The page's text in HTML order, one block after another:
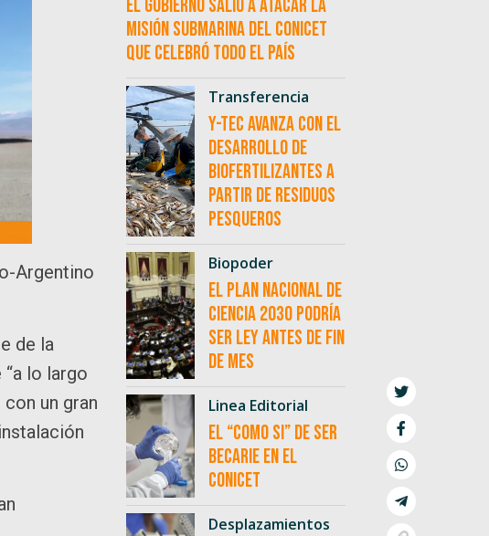
Argentino
de la
lo largo
un gran
El Gobierno salió a atacar la
misión submarina del CONICET
que celebró todo el país
Transferencia
Y-TEC avanza con el
desarrollo de
biofertilizantes a
partir de residuos
pesqueros
Biopoder
El Plan Nacional de
Ciencia 2030 podría
ser ley antes de fin
de mes
Linea Editorial
El “como si” de ser
becarie en el
CONICET
Desplazamientos